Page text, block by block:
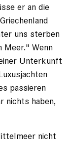
er an die
uns sterben
Meer." Wenn
Unterkunft
passieren
nichts haben,
nicht